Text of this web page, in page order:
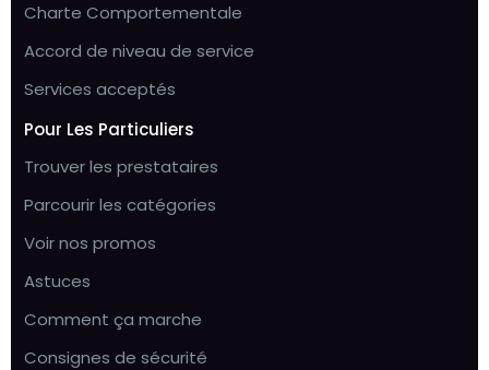
Charte Comportementale
Accord de niveau de service
Services acceptés
Pour Les Particuliers
Trouver les prestataires
Parcourir les catégories
Voir nos promos
Astuces
Comment ça marche
Consignes de sécurité